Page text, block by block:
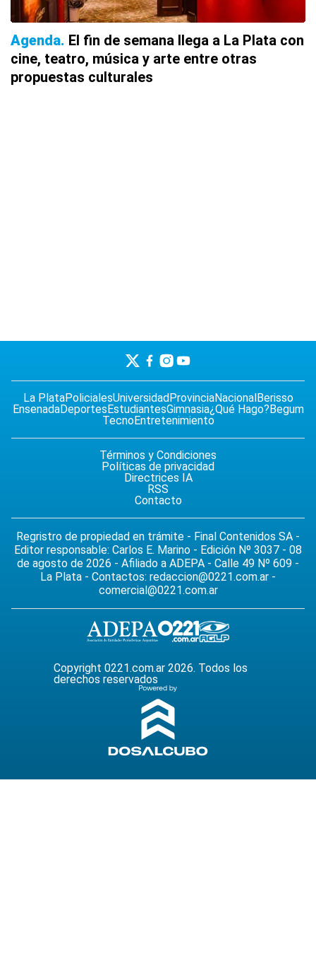
Agenda El fin de semana llega a La Plata con
cine, teatro, música y arte entre otras
propuestas culturales
La PlataPolicialesUniversidad ProvinciaNacional Berisso
EnsenadaDeportes EstudiantesGimnasia¿Qué Hago? Begum
TecnoEntretenimiento
Términos y Condiciones
Políticas de privacidad
Directrices IA
RSS
Contacto
Regristro de propiedad en trámite - Final Contenidos SA -
Editor responsable: Carlos E. Marino - Edición Nº 3037 - 08
de agosto de 2026 - Afiliado a ADEPA - Calle 49 Nº 609 -
La Plata - Contactos: redaccion@0221.com.ar -
comercial@0221.com.ar
Copyright 0221.com.ar 2026. Todos los
derechos reservados